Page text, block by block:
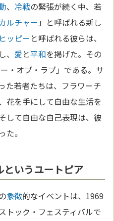
、冷戦の緊張が続く中、若
ルチャー 」と呼ばれる新し
ヒッピー と呼ばれる彼らは、
、 愛と平和を掲げた。その
・オブ・ラブ」である。サ
た若者たちは、フラワーチ
花を手にして自由な生活を
して自由な自己表現は、彼
た。
というユートピア
象徴的なイベントは、1969
トック・フェスティバルで